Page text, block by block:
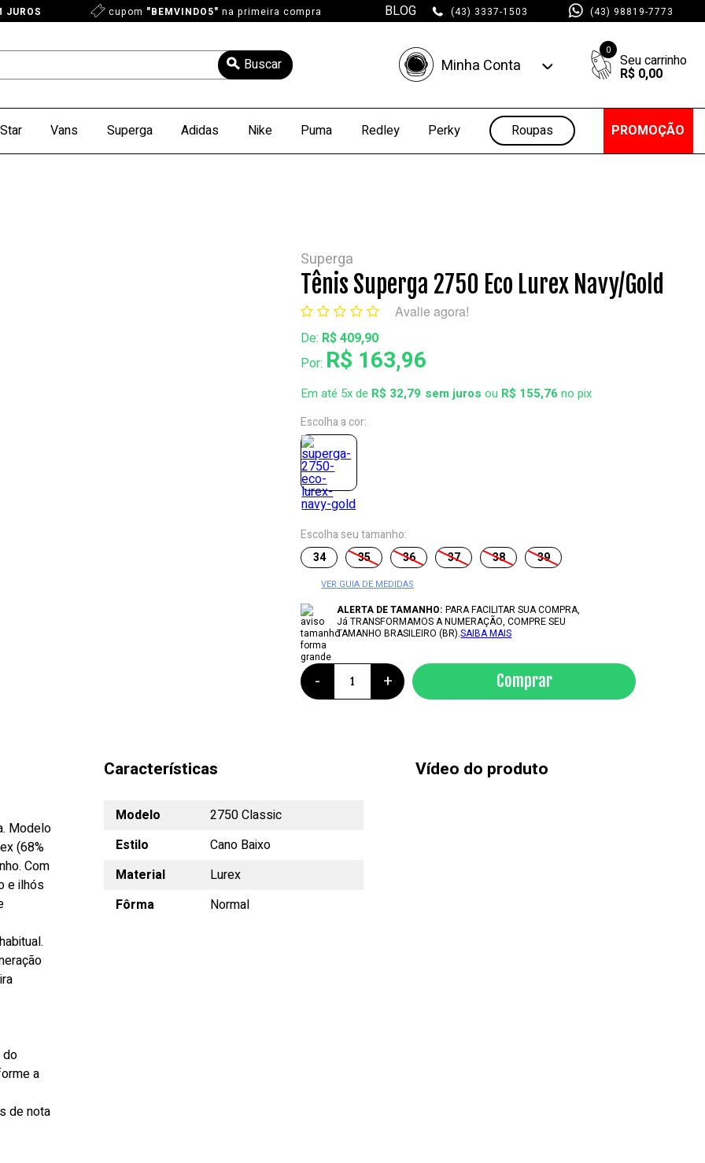
JUROS cupom "BEMVINDO5" na primeira compra BLOG (43) 3337-1503 (43) 98819-7773
Minha Conta
Minhas Compras
0
R$ 0,00
Vans Superga Adidas Nike Puma Redley Perky Roupas PROMOÇÃO
Superga
Tênis Superga 2750 Eco Lurex Navy/Gold
Avalie agora!
De: R$ 409,90
Por: R$ 163,96
Em até 5x de R$ 32,79 ou R$ 155,76 no pix
Escolha a cor:
Escolha seu tamanho:
34
35 36 37 38 39
VER GUIA DE MEDIDAS
ALERTA DE TAMANHO: PARA FACILITAR SUA COMPRA,
Já TRANSFORMAMOS A NUMERAÇÃO, COMPRE SEU
TAMANHO BRASILEIRO (BR).SAIBA MAIS
- + Comprar
Modelo
(68%
Com
e ilhós
do
a
de nota
Características
Modelo
2750 Classic
Estilo
Cano Baixo
Material
Lurex
Fôrma
Normal
Vídeo do produto